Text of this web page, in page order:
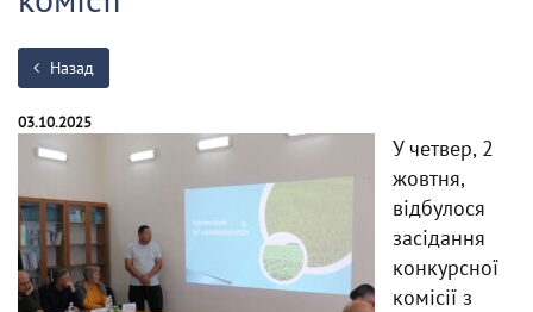
Назад
03.10.2025
У четвер, 2
жовтня,
відбулося
засідання
конкурсної
комісії з